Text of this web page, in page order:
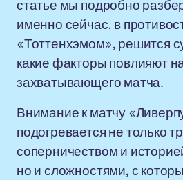
статье мы подробно
именно сейчас, в
«Тоттенхэмом», решится
какие факторы повлияют
захватывающего матча.
Внимание к матчу
подогревается не только
соперничеством и
но и сложностями, с